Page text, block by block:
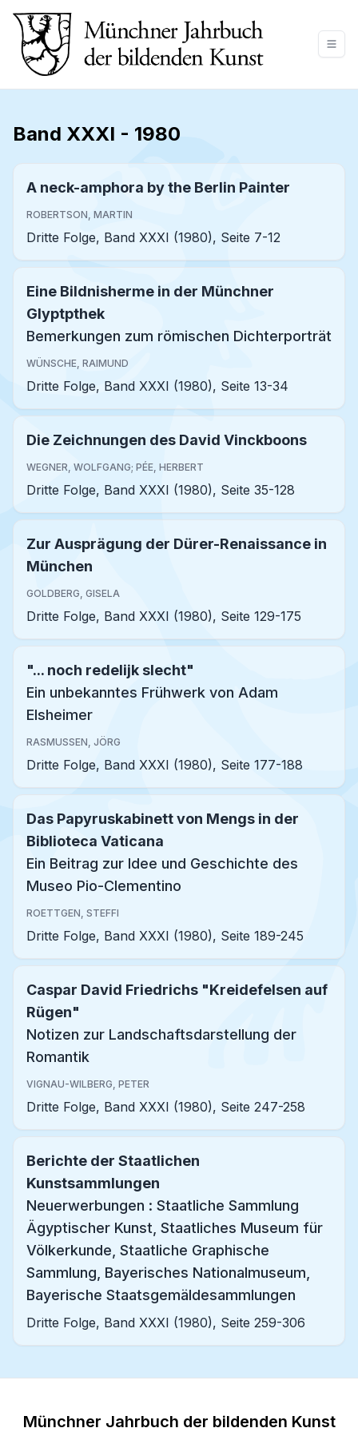
Band XXXI - 1980
A neck-amphora by the Berlin Painter
ROBERTSON, MARTIN
Dritte Folge, Band XXXI (1980), Seite 7-12
Eine Bildnisherme in der Münchner
Glyptpthek
Bemerkungen zum römischen Dichterporträt
WÜNSCHE, RAIMUND
Dritte Folge, Band XXXI (1980), Seite 13-34
Die Zeichnungen des David Vinckboons
WEGNER, WOLFGANG; PÉE, HERBERT
Dritte Folge, Band XXXI (1980), Seite 35-128
Zur Ausprägung der Dürer-Renaissance in
München
GOLDBERG, GISELA
Dritte Folge, Band XXXI (1980), Seite 129-175
"... noch redelijk slecht"
Ein unbekanntes Frühwerk von Adam
Elsheimer
RASMUSSEN, JÖRG
Dritte Folge, Band XXXI (1980), Seite 177-188
Das Papyruskabinett von Mengs in der
Biblioteca Vaticana
Ein Beitrag zur Idee und Geschichte des
Museo Pio-Clementino
ROETTGEN, STEFFI
Dritte Folge, Band XXXI (1980), Seite 189-245
Caspar David Friedrichs "Kreidefelsen auf
Rügen"
Notizen zur Landschaftsdarstellung der
Romantik
VIGNAU-WILBERG, PETER
Dritte Folge, Band XXXI (1980), Seite 247-258
Berichte der Staatlichen
Kunstsammlungen
Neuerwerbungen : Staatliche Sammlung
Ägyptischer Kunst, Staatliches Museum für
Völkerkunde, Staatliche Graphische
Sammlung, Bayerisches Nationalmuseum,
Bayerische Staatsgemäldesammlungen
Dritte Folge, Band XXXI (1980), Seite 259-306
Münchner Jahrbuch der bildenden Kunst